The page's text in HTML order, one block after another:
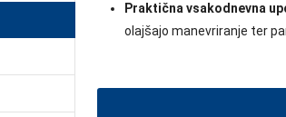
Praktična vsakodnevna
olajšajo manevriranje ter